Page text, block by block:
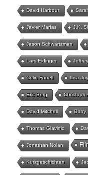
David Harbour
Javier Marías J.K.
Jason Schwartzman
Lars Eidinger
Colin Farrell Lisa
Eric Berg
David Mitchell Barry
Thomas Glavinic
Jonathan Nolan
Kurzgeschichten